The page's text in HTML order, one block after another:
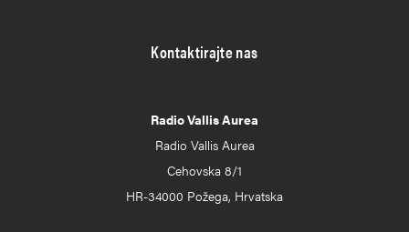
Kontaktirajte nas
Radio Vallis Aurea
Radio Vallis Aurea
Cehovska 8/1
HR-34000 Požega, Hrvatska